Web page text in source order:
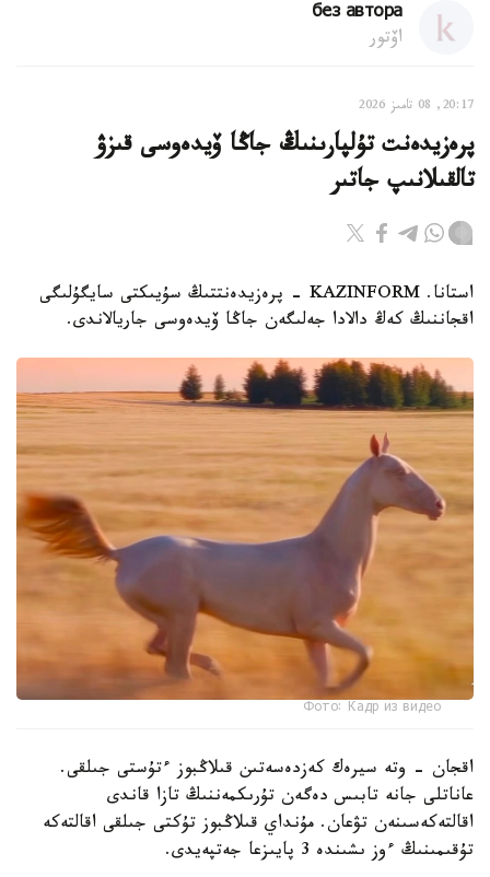
без автора
اۆتور
20:17, 08 تامىز 2026
پرەزيدەنت تۇلپارىنىڭ جاڭا ۆيدەوسى قىزۋ
تالقىلانىپ جاتىر
استانا. KAZINFORM - پرەزيدەنتتىڭ سۇيىكتى سايگۇلىگى
اقجاننىڭ كەڭ دالادا جەلىگەن جاڭا ۆيدەوسى جاريالاندى.
Фото: Кадр из видео
اقجان - وتە سيرەك كەزدەسەتىن قىلاڭبوز ءتۇستى جىلقى.
عاناتلى جانە تابىس دەگەن تۇرىكمەننىڭ تازا قاندى
اقالتەكەسىنەن تۋعان. مۇنداي قىلاڭبوز تۇكتى جىلقى اقالتەكە
تۇقىمىنىڭ ءوز ىشىندە 3 پايىزعا جەتپەيدى.